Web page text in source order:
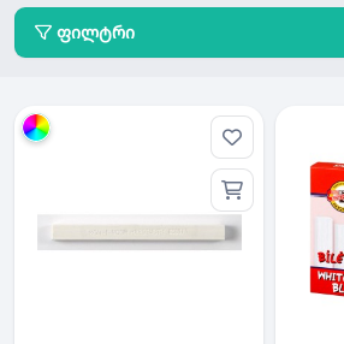
ფილტრი